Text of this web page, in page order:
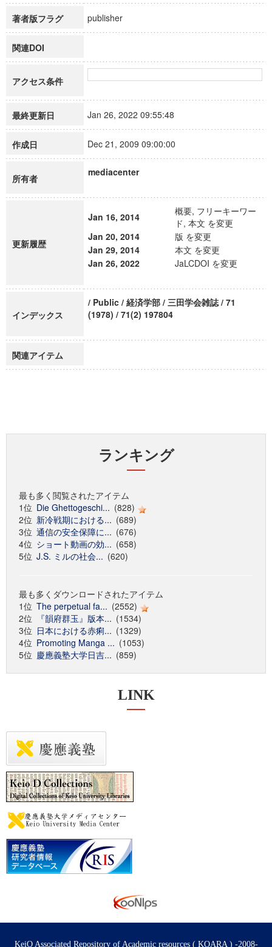
著者版フラグ publisher
関連DOI
アクセス条件
最終更新日 Jan 26, 2022 09:55:48
作成日 Dec 21, 2009 09:00:00
所有者
mediacenter
更新履歴
Jan 16, 2014
概要, フリーキーワー
ド, 本文 を変更
Jan 20, 2014
版 を変更
Jan 29, 2014
本文 を変更
Jan 26, 2022
JaLCDOI を変更
インデックス
/ Public / 経済学部 / 三田学会雑誌 / 71
(1978) / 71(2) 197804
関連アイテム
ランキング
最も多く閲覧されたアイテム
1位 Die Ghettogeschi... (828)
2位 新冷戦期における... (689)
3位 通信の安全保障に... (676)
4位 ショート動画の効... (658)
5位 J.S. ミルの社会... (620)
最も多くダウンロードされたアイテム
1位 The perpetual fa... (2552)
2位
『韻府群玉』版本... (1534)
3位 日本における赤痢... (1329)
4位 Promoting Manga ... (1053)
5位 慶應義塾大学日吉... (859)
LINK
KeiO Associated Repository of Academic resources ( KOARA ) -2008-